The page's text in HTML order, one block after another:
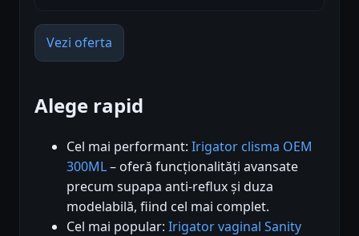
Vezi oferta
Alege rapid
Cel mai performant: Irigator clisma OEM
300ML– oferă funcționalități avansate
precum supapa anti-reflux și duza
modelabilă, fiind cel mai complet.
Cel mai popular: Irigator vaginal Sanity